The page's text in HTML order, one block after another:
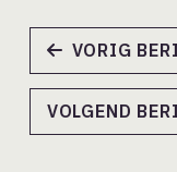
VORIG
VOLGEND